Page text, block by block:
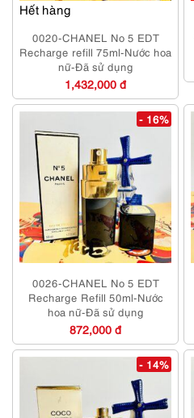
Hết hàng
0020-CHANEL No 5 EDT
Recharge refill 75ml-Nước hoa
nữ-Đã sử dụng
1,432,000 đ
- 16%
0026-CHANEL No 5 EDT
Recharge Refill 50ml-Nước
hoa nữ-Đã sử dụng
872,000 đ
- 14%